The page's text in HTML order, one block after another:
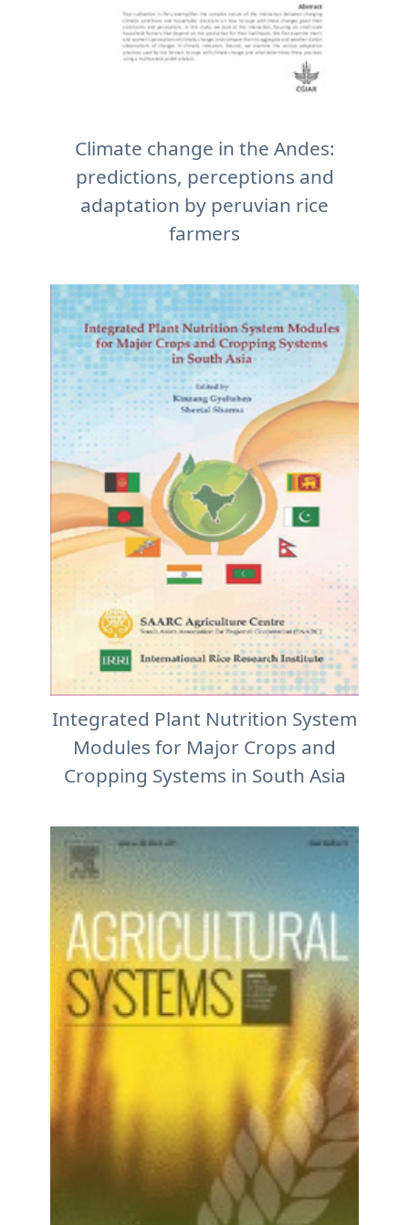
Climate change in the Andes:
predictions, perceptions and
adaptation by peruvian rice
farmers
Integrated Plant Nutrition System
Modules for Major Crops and
Cropping Systems in South Asia